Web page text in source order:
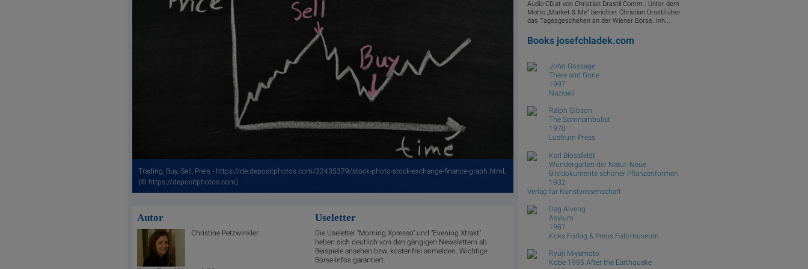
Trading, Buy, Sell, Preis - https://de.depositphotos.com/32435379/stock-photo-stock-exchange-finance-graph.html,
(© https://depositphotos.com)
Autor
Christine Petzwinkler
Useletter
Die Useletter "Morning Xpresso" und "Evening Xtrakt"
heben sich deutlich von den gängigen Newslettern ab.
Beispiele ansehen bzw. kostenfrei anmelden. Wichtige
Börse-Infos garantiert.
Audio-CD.at von Christian Drastil Comm.. Unter dem
Motto „Market & Me“ berichtet Christian Drastil über
das Tagesgeschehen an der Wiener Börse. Inh...
Books josefchladek.com
John Gossage
There and Gone
1997
Nazraeli
Ralph Gibson
The Somnambulist
1970
Lustrum Press
Karl Blossfeldt
Wundergarten der Natur. Neue
Bilddokumente schöner Pflanzenformen
1932
Verlag für Kunstwissenschaft
Dag Alveng
Asylum
1987
Koks Forlag & Preus Fotomuseum
Ryuji Miyamoto
Kobe 1995 After the Earthquake